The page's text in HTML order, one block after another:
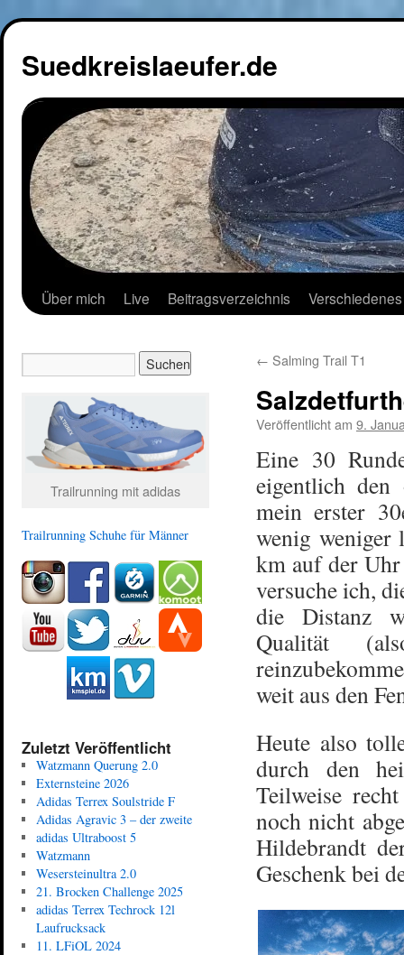
Suedkreislaeufer.de
Über mich Live Beitragsverzeichnis Verschiedenes
← Salming Trail T1
Veröffentlicht am 9.
Eine 30
eigentlich
mein erster
wenig weniger
km auf der
versuche ich,
die Distanz
Qualität
weit aus den
Heute also
durch den
Teilweise
noch nicht
Hildebrandt
Geschenk bei
Trailrunning mit adidas
Trailrunning Schuhe für Männer
Zuletzt Veröffentlicht
Watzmann Querung 2.0
Externsteine 2026
Adidas Terrex Soulstride F
Adidas Agravic 3 – der zweite
adidas Ultraboost 5
Watzmann
Wesersteinultra 2.0
21. Brocken Challenge 2025
adidas Terrex Techrock 12l
Laufrucksack
11. LFiOL 2024